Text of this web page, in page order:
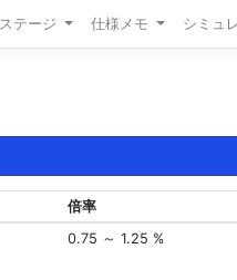
テージ 仕様メモ シミュ
倍率
0.75 ～ 1.25 %